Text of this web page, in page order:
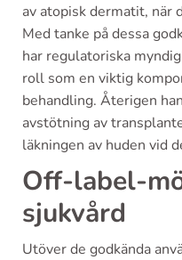
av atopisk dermatit, när
Med tanke på dessa
har regulatoriska
roll som en viktig
behandling. Återigen
avstötning av
läkningen av huden vid
Off-label-
sjukvård
Utöver de godkända